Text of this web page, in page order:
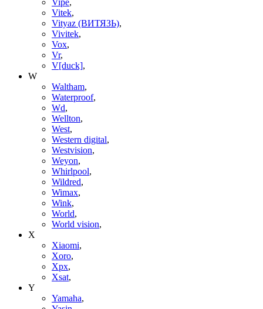
Vitek,
Vityaz (ВИТЯЗЬ),
Vivitek,
Vox,
Vr,
V[duck],
W
Waltham,
Waterproof,
Wd,
Wellton,
West,
Western digital,
Westvision,
Weyon,
Whirlpool,
Wildred,
Wimax,
Wink,
World,
World vision,
X
Xiaomi,
Xoro,
Xpx,
Xsat,
Y
Yamaha,